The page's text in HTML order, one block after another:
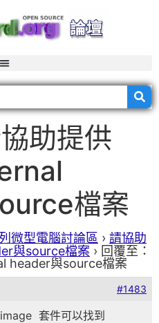
助提供
檔案
微型電腦討論區 › 請協助
與source檔案 › 回覆至：
header與source檔案
#1483
套件可以找到